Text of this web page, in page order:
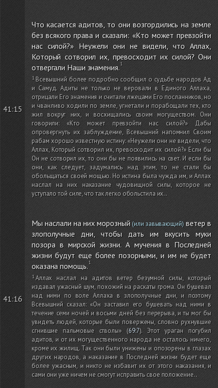
41:15
Что касается адитов, то они возгордились на земле
без всякого права и сказали: «Кто может превзойти
нас силой?» Неужели они не видели, что Аллах,
Который сотворил их, превосходит их силой? Они
отвергали Наши знамения.
Всевышний более подробно сообщил о судьбе народов Ад
и Самуд. Адиты не только не веровали в Единого Аллаха,
отрицали Его знамения и считали лжецами Его посланников, но
и чванливо ходили по земле, угнетали и порабощали тех, кто
жил вокруг них, и восхищались своим могуществом. Они
говорили: «Кто может превзойти нас силой?» Дабы
опровергнуть их заблуждение, Всевышний напомнил Своим
рабам хорошо известную истину: «Неужели они не видели, что
Аллах, Который сотворил их, превосходит их силой?» Если бы
Он не сотворил их, то они бы не появились на свет. И если бы
они, как следует, задумались над этим, то не стали бы
обольщаться своей мощью. Но истина была чужда им, и Аллах
наслал на них наказание чудовищной силы, которое не
уступало той силе, что так легко обольстила их..
41:16
Мы наслали на них морозный(или завывающий)ветер в
злополучные дни, чтобы дать им вкусить муки
позора в мирской жизни. А мучения в Последней
жизни будут еще более позорными, и им не будет
оказана помощь.
Аллах наслал на адитов ветер безумной силы, который
издавал ужасный шум, похожий на раскаты грома. Он бушевал
над ними по воле Аллаха в злополучные дни, и поэтому
Всевышний сказал: «Он заставил его бушевать над ними в
течение семи ночей и восьми дней без перерыва, и ты мог бы
увидеть людей, которые были повержены, словно рухнувшие
сгнившие пальмовые стволы»(69:7). Этот ураган погубил
адитов, и от их могущественного народа не осталось ничего,
кроме их жилищ. Так они были унижены и опозорены в глазах
других народов, а наказание в Последней жизни будет еще
более ужасным, и никто не избавит их от этого наказания, и
сами они уже ничем не смогут исправить свое положение..